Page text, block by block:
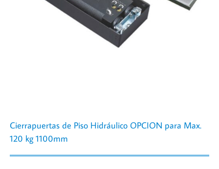
Cierrapuertas de Piso Hidráulico OPCION para Max.
120 kg 1100mm